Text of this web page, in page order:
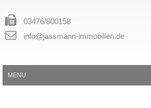
03476/800158
info@jassmann-immobilien.de
MENU